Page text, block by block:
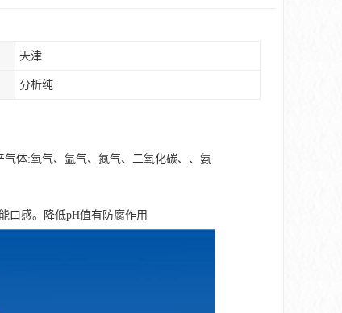
天津
分析纯
体:氧气、氩气、氮气、二氧化碳、、氨
口感。降低pH值有防腐作用